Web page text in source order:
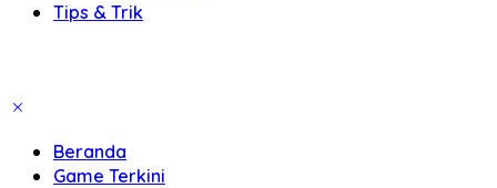
Tips & Trik
Beranda
Game Terkini